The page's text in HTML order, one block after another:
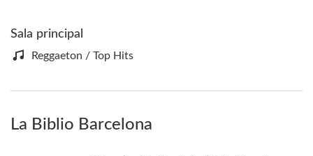
Sala principal
Reggaeton / Top Hits
La Biblio Barcelona